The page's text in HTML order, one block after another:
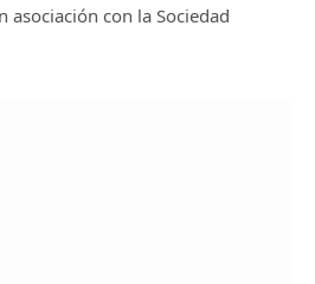
asociación con la Sociedad